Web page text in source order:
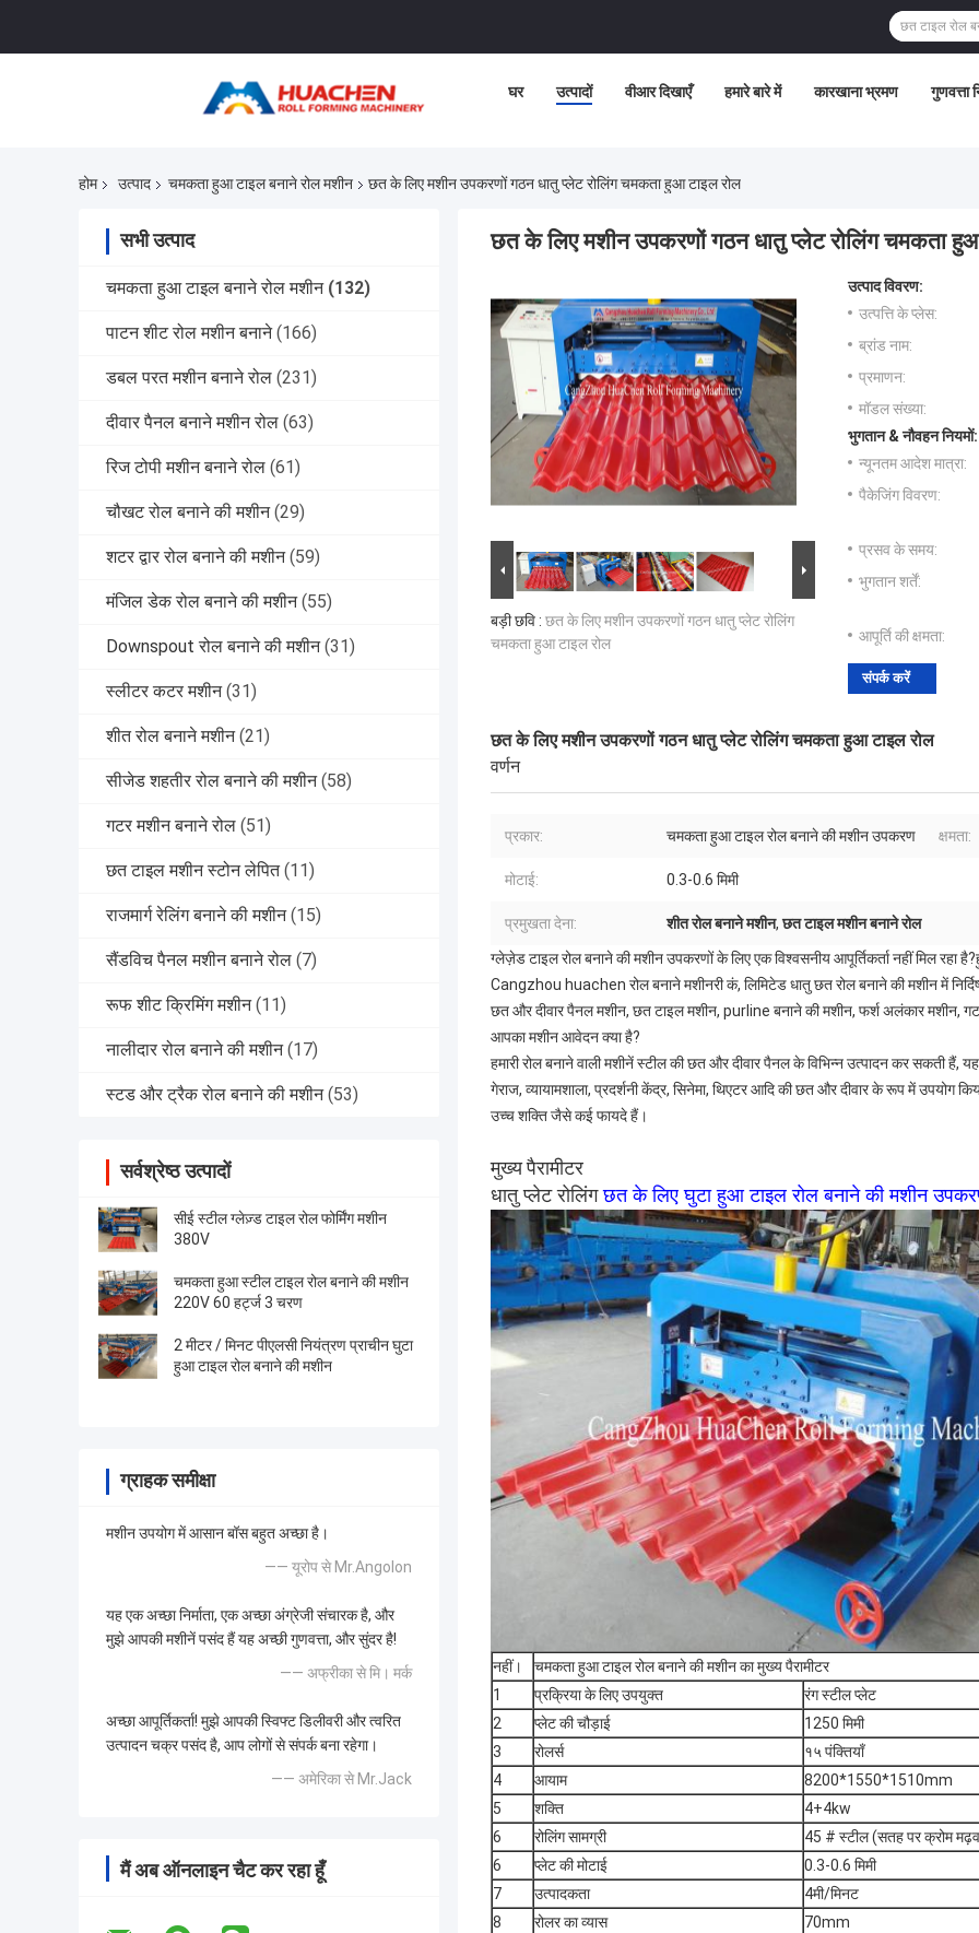
घर उत्पादों वीआर दिखाएँ हमारे बारे में कारखाना भ्रमण गुणवत्ता
होम उत्पाद चमकता हुआ टाइल बनाने रोल मशीन छत के लिए मशीन उपकरणों गठन धातु प्लेट रोलिंग चमकता हुआ टाइल रोल
सभी उत्पाद
चमकता हुआ टाइल बनाने रोल मशीन (132)
पाटन शीट रोल मशीन बनाने (166)
डबल परत मशीन बनाने रोल (231)
दीवार पैनल बनाने मशीन रोल (63)
रिज टोपी मशीन बनाने रोल (61)
चौखट रोल बनाने की मशीन (29)
शटर द्वार रोल बनाने की मशीन (59)
मंजिल डेक रोल बनाने की मशीन (55)
Downspout रोल बनाने की मशीन (31)
स्लीटर कटर मशीन (31)
शीत रोल बनाने मशीन (21)
सीजेड शहतीर रोल बनाने की मशीन (58)
गटर मशीन बनाने रोल (51)
छत टाइल मशीन स्टोन लेपित (11)
राजमार्ग रेलिंग बनाने की मशीन (15)
सैंडविच पैनल मशीन बनाने रोल (7)
रूफ शीट क्रिमिंग मशीन (11)
नालीदार रोल बनाने की मशीन (17)
स्टड और ट्रैक रोल बनाने की मशीन (53)
सर्वश्रेष्ठ उत्पादों
सीई स्टील ग्लेज़्ड टाइल रोल फोर्मिंग मशीन
380V
चमकता हुआ स्टील टाइल रोल बनाने की मशीन
220V 60 हर्ट्ज 3 चरण
2 मीटर / मिनट पीएलसी नियंत्रण प्राचीन घुटा
हुआ टाइल रोल बनाने की मशीन
ग्राहक समीक्षा
मशीन उपयोग में आसान बॉस बहुत अच्छा है।
—— यूरोप से Mr.Angolon
यह एक अच्छा निर्माता, एक अच्छा अंग्रेजी संचारक है, और
मुझे आपकी मशीनें पसंद हैं यह अच्छी गुणवत्ता, और सुंदर है!
—— अफ्रीका से मि। मर्क
अच्छा आपूर्तिकर्ता! मुझे आपकी स्विफ्ट डिलीवरी और त्वरित
उत्पादन चक्र पसंद है, आप लोगों से संपर्क बना रहेगा।
—— अमेरिका से Mr.Jack
मैं अब ऑनलाइन चैट कर रहा हूँ
छत के लिए मशीन उपकरणों गठन धातु प्लेट रोलिंग चमकता
बड़ी छवि : छत के लिए मशीन उपकरणों गठन धातु प्लेट रोलिंग
चमकता हुआ टाइल रोल
उत्पाद विवरण:
उत्पत्ति के प्लेस:
ब्रांड नाम:
प्रमाणन:
मॉडल संख्या:
भुगतान & नौवहन नियमों:
न्यूनतम आदेश मात्रा:
पैकेजिंग विवरण:
प्रसव के समय:
भुगतान शर्तें:
आपूर्ति की क्षमता:
संपर्क करें
छत के लिए मशीन उपकरणों गठन धातु प्लेट रोलिंग चमकता हुआ टाइल रोल
वर्णन
प्रकार: चमकता हुआ टाइल रोल बनाने की मशीन उपकरण क्षमता:
मोटाई: 0.3-0.6 मिमी
प्रमुखता देना: शीत रोल बनाने मशीन,छत टाइल मशीन बनाने रोल
ग्लेज़ेड टाइल रोल बनाने की मशीन उपकरणों के लिए एक विश्वसनीय आपूर्तिकर्ता नहीं मिल
Cangzhou huachen रोल बनाने मशीनरी कं, लिमिटेड धातु छत रोल बनाने की मशीन में
छत और दीवार पैनल मशीन, छत टाइल मशीन, purline बनाने की मशीन, फर्श अलंकार मशीन,
आपका मशीन आवेदन क्या है?
हमारी रोल बनाने वाली मशीनें स्टील की छत और दीवार पैनल के विभिन्न उत्पादन कर सकती हैं,
गेराज, व्यायामशाला, प्रदर्शनी केंद्र, सिनेमा, थिएटर आदि की छत और दीवार के रूप में उपयोग
उच्च शक्ति जैसे कई फायदे हैं।
मुख्य पैरामीटर
धातु प्लेट रोलिंगछत के लिए घुटा हुआ टाइल रोल बनाने की मशीन
नहीं।
चमकता हुआ टाइल रोल बनाने की मशीन का मुख्य पैरामीटर
1
प्रक्रिया के लिए उपयुक्त
रंग स्टील प्लेट
2
प्लेट की चौड़ाई
1250 मिमी
3
रोलर्स
१५ पंक्तियाँ
4
आयाम
8200*1550*1510mm
5
शक्ति
4+4kw
6
रोलिंग सामग्री
45 # स्टील (सतह पर क्रोम
6
प्लेट की मोटाई
0.3-0.6 मिमी
7
उत्पादकता
4मी/मिनट
8
रोलर का व्यास
70mm